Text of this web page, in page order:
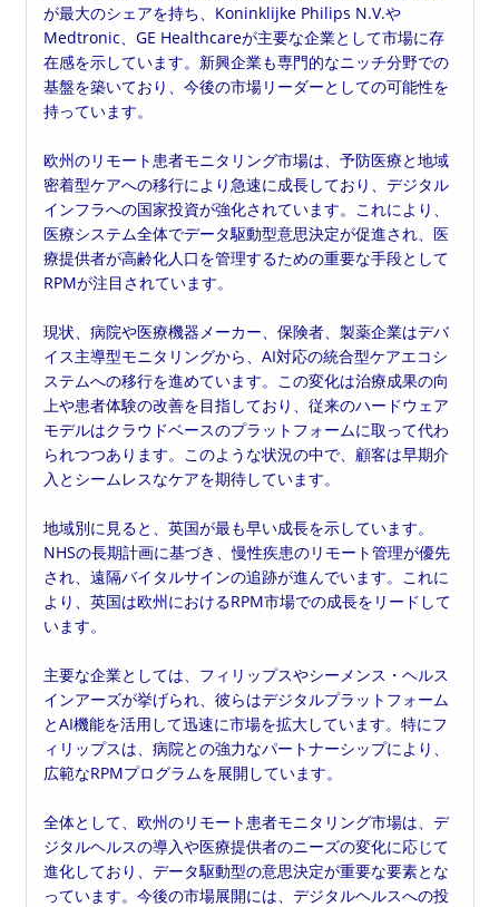
が最大のシェアを持ち、Koninklijke Philips N.V.や
Medtronic、GE Healthcareが主要な企業として市場に存
在感を示しています。新興企業も専門的なニッチ分野での
基盤を築いており、今後の市場リーダーとしての可能性を
持っています。
欧州のリモート患者モニタリング市場は、予防医療と地域
密着型ケアへの移行により急速に成長しており、デジタル
インフラへの国家投資が強化されています。これにより、
医療システム全体でデータ駆動型意思決定が促進され、医
療提供者が高齢化人口を管理するための重要な手段として
RPMが注目されています。
現状、病院や医療機器メーカー、保険者、製薬企業はデバ
イス主導型モニタリングから、AI対応の統合型ケアエコシ
ステムへの移行を進めています。この変化は治療成果の向
上や患者体験の改善を目指しており、従来のハードウェア
モデルはクラウドベースのプラットフォームに取って代わ
られつつあります。このような状況の中で、顧客は早期介
入とシームレスなケアを期待しています。
地域別に見ると、英国が最も早い成長を示しています。
NHSの長期計画に基づき、慢性疾患のリモート管理が優先
され、遠隔バイタルサインの追跡が進んでいます。これに
より、英国は欧州におけるRPM市場での成長をリードして
います。
主要な企業としては、フィリップスやシーメンス・ヘルス
インアーズが挙げられ、彼らはデジタルプラットフォーム
とAI機能を活用して迅速に市場を拡大しています。特にフ
ィリップスは、病院との強力なパートナーシップにより、
広範なRPMプログラムを展開しています。
全体として、欧州のリモート患者モニタリング市場は、デ
ジタルヘルスの導入や医療提供者のニーズの変化に応じて
進化しており、データ駆動型の意思決定が重要な要素とな
っています。今後の市場展開には、デジタルヘルスへの投